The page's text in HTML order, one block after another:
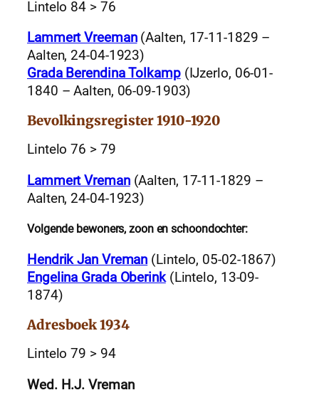
Lintelo 84 > 76
Lammert Vreeman(Aalten, 17-11-1829 –
Aalten, 24-04-1923)
Grada Berendina Tolkamp(IJzerlo, 06-01-
1840 – Aalten, 06-09-1903)
Bevolkingsregister 1910-1920
Lintelo 76 > 79
Lammert Vreman(Aalten, 17-11-1829 –
Aalten, 24-04-1923)
Volgende bewoners, zoon en schoondochter:
Hendrik Jan Vreman (Lintelo, 05-02-1867)
Engelina Grada Oberink(Lintelo, 13-09-
1874)
Adresboek 1934
Lintelo 79 > 94
Wed. H.J. Vreman